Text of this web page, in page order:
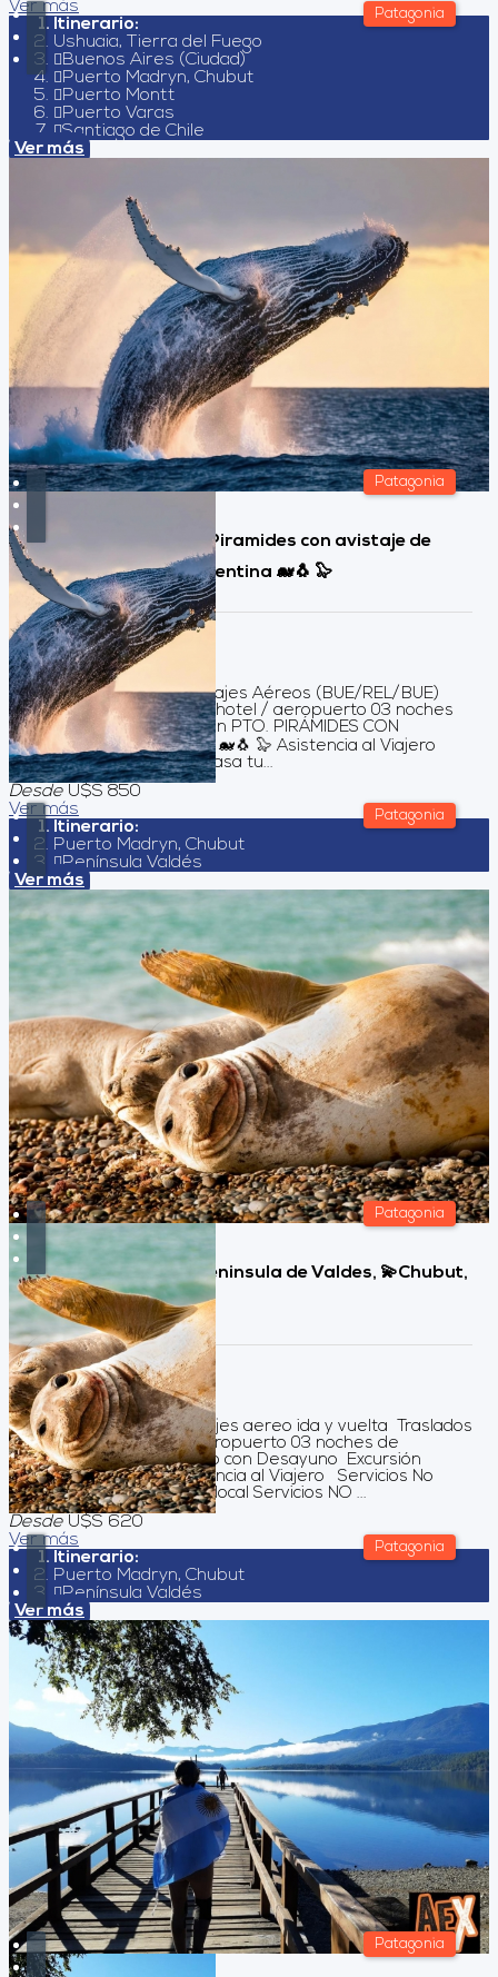
Patagonia
Ver más
Itinerario:
Ushuaia, Tierra del Fuego
Buenos Aires (Ciudad)
Puerto Madryn, Chubut
Puerto Montt
Puerto Varas
Santiago de Chile
Ver más
Patagonia
Patagonia
Puerto Madryn , Pto. Piramides con avistaje de
Ballenas, Chubut, Argentina 🐋🐧 🦭
Duración:
4Días3Noches
Servicios Incluidos Pasajes Aéreos (BUE/REL/BUE)
Traslados aeropuerto / hotel / aeropuerto 03 noches
de alojamiento Excursión PTO. PIRÁMIDES CON
AVISTAJE DE BALLENAS 🐋🐧 🦭 Asistencia al Viajero
Servicios No Incluidos Tasa tu...
Desde U$S 850
Ver más
Itinerario:
Puerto Madryn, Chubut
Península Valdés
Ver más
Patagonia
Patagonia
Puerto Madryn con Peninsula de Valdes, 💫Chubut,
Argentina 🐋🐧🌊
Duración:
4Días3Noches
Servicios Incluidos Pasajes aereo ida y vuelta Traslados
aeropuerto / hotel / aeropuerto 03 noches de
alojamiento Alojamiento con Desayuno Excursión
Península Valdés Asistencia al Viajero Servicios No
Incluidos Tasa turística local Servicios NO ...
Desde U$S 620
Ver más
Itinerario:
Puerto Madryn, Chubut
Península Valdés
Ver más
Patagonia